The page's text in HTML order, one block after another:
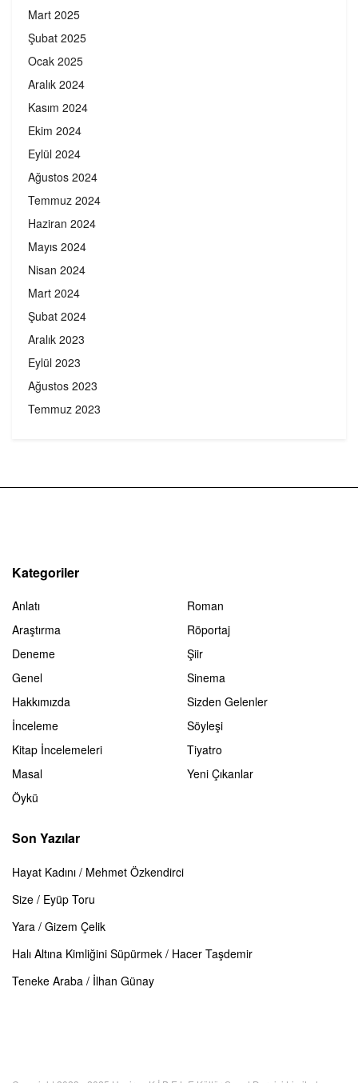
Mart 2025
Şubat 2025
Ocak 2025
Aralık 2024
Kasım 2024
Ekim 2024
Eylül 2024
Ağustos 2024
Temmuz 2024
Haziran 2024
Mayıs 2024
Nisan 2024
Mart 2024
Şubat 2024
Aralık 2023
Eylül 2023
Ağustos 2023
Temmuz 2023
Kategoriler
Anlatı
Araştırma
Deneme
Genel
Hakkımızda
İnceleme
Kitap İncelemeleri
Masal
Öykü
Roman
Röportaj
Şiir
Sinema
Sizden Gelenler
Söyleşi
Tiyatro
Yeni Çıkanlar
Son Yazılar
Hayat Kadını / Mehmet Özkendirci
Size / Eyüp Toru
Yara / Gizem Çelik
Halı Altına Kimliğini Süpürmek / Hacer Taşdemir
Teneke Araba / İlhan Günay